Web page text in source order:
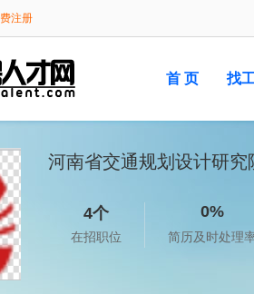
注册
首 页 找
河南省交通规划设计研究
4个
在招职位
0%
简历及时处理